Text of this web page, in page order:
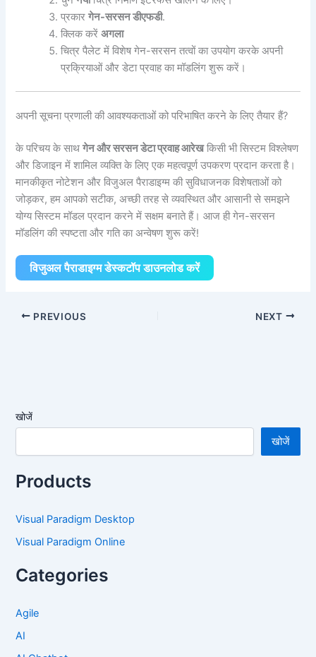
प्रकारगेन-सरसन डीएफडी.
क्लिक करेंअगला
चित्र पैलेट में विशेष गेन-सरसन तत्वों का उपयोग करके अपनी
प्रक्रियाओं और डेटा प्रवाह का मॉडलिंग शुरू करें।
अपनी सूचना प्रणाली की आवश्यकताओं को परिभाषित करने के लिए तैयार हैं?
के परिचय के साथगेन और सरसन डेटा प्रवाह आरेखकिसी भी सिस्टम विश्लेषण
और डिजाइन में शामिल व्यक्ति के लिए एक महत्वपूर्ण उपकरण प्रदान करता है।
मानकीकृत नोटेशन और विजुअल पैराडाइग्म की सुविधाजनक विशेषताओं को
जोड़कर, हम आपको सटीक, अच्छी तरह से व्यवस्थित और आसानी से समझने
योग्य सिस्टम मॉडल प्रदान करने में सक्षम बनाते हैं। आज ही गेन-सरसन
मॉडलिंग की स्पष्टता और गति का अन्वेषण शुरू करें!
विजुअल पैराडाइग्म डेस्कटॉप डाउनलोड करें
PREVIOUS NEXT
खोजें
खोजें
Products
Visual Paradigm Desktop
Visual Paradigm Online
Categories
Agile
AI